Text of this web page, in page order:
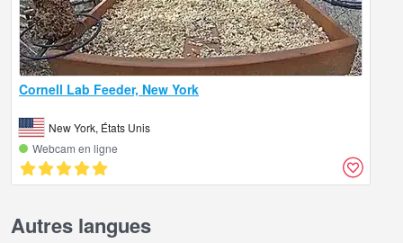
Cornell Lab Feeder, New York
New York, États Unis
Webcam en ligne
Autres langues